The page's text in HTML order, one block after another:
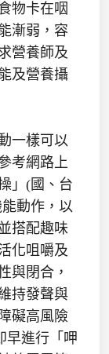
物卡在咽
漸弱，容
營養師及
及營養攝
一樣可以
考網路上
」(國、台
動作，以
搭配趣味
化咀嚼及
與閉合，
持發聲與
礙高風險
早進行「呷